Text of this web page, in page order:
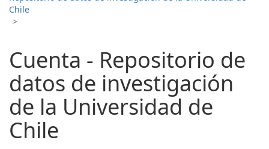
Chile
>
Cuenta - Repositorio de
datos de investigación
de la Universidad de
Chile